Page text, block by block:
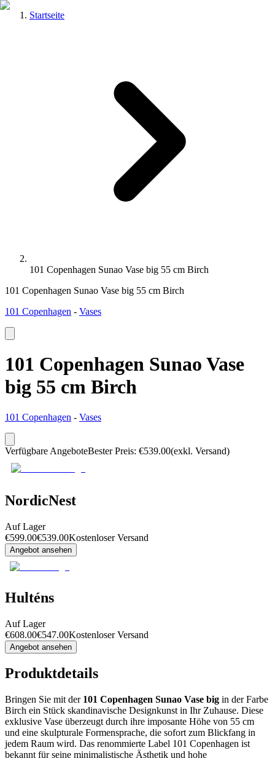
Startseite
101 Copenhagen Sunao Vase big 55 cm Birch
101 Copenhagen Sunao Vase big 55 cm Birch
101 Copenhagen - Vases
101 Copenhagen Sunao Vase
big 55 cm Birch
101 Copenhagen - Vases
Verfügbare AngeboteBester Preis: €539.00(exkl. Versand)
NordicNest
Auf Lager
€599.00€539.00Kostenloser Versand
Angebot ansehen
Hulténs
Auf Lager
€608.00€547.00Kostenloser Versand
Angebot ansehen
Produktdetails
Bringen Sie mit der 101 Copenhagen Sunao Vase big in der Farbe
Birch ein Stück skandinavische Designkunst in Ihr Zuhause. Diese
exklusive Vase überzeugt durch ihre imposante Höhe von 55 cm
und eine skulpturale Formensprache, die sofort zum Blickfang in
jedem Raum wird. Das renommierte Label 101 Copenhagen ist
bekannt für seine minimalistische Ästhetik und hohe